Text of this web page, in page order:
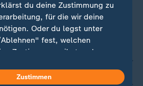
du deine Zustimmung zu
für die wir deine
Oder du legst unter
fest, welchen
Zustimmung gibst und
mit Wirkung für die Zukunft
Zustimmen